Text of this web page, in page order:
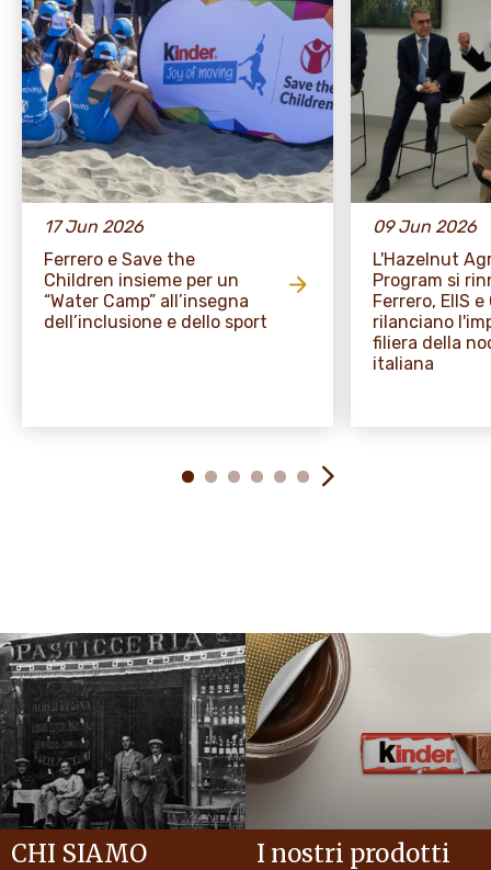
17 Jun 2026
Ferrero e Save the
Children insieme per un
“Water Camp” all’insegna
dell’inclusione e dello sport
09 Jun 2026
L'Hazelnut
Program si
Ferrero, EIIS e
rilanciano
filiera della
italiana
CHI SIAMO I nostri prodotti